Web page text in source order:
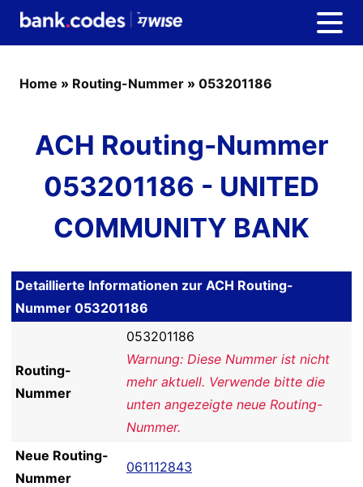
Home » Routing-Nummer » 053201186
ACH Routing-Nummer
053201186 - UNITED
COMMUNITY BANK
Detaillierte Informationen zur ACH Routing-
Nummer 053201186
Routing-
Nummer
053201186
Warnung: Diese Nummer ist nicht
mehr aktuell. Verwende bitte die
unten angezeigte neue Routing-
Nummer.
Neue Routing-
Nummer
061112843